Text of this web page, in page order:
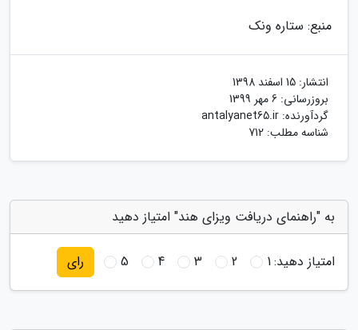
منبع: ستاره ونک
انتشار: 15 اسفند 1398
بروزرسانی: 6 مهر 1399
گردآورنده: antalyanet65.ir
شناسه مطلب: 712
به "راهنمای دریافت ویزای هند" امتیاز دهید
امتیاز دهید:1
2
3
4
5 رای